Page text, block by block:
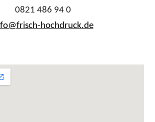
0821 486 94 0
hochdruck.de